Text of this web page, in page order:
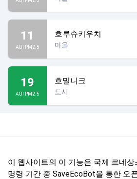
11
AQI PM2.5
흐루슈키우치
마을
19
AQI PM2.5
흐밀니크
도시
이 웹사이트의 이 기능은 국제 르네상
명령 기간 중 SaveEcoBot을 통한 오